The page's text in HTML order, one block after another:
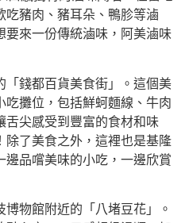
吃豬肉、豬耳朵、鴨胗等滷
要來一份傳統滷味，阿美滷味
「錢都百貨美食街」。這個美
吃攤位，包括鮮蚵麵線、牛肉
舌尖感受到豐富的食材和味
除了美食之外，這裡也是基隆
品嚐美味的小吃，一邊欣賞
物館附近的「八堵豆花」。